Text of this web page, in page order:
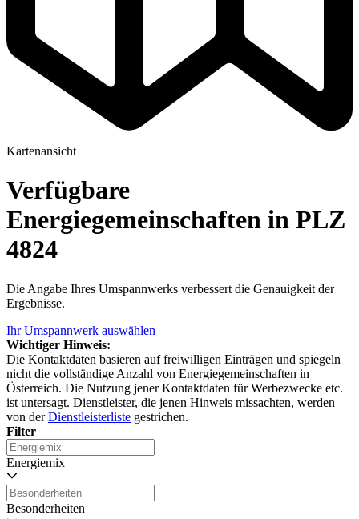
Kartenansicht
Verfügbare
Energiegemeinschaften in PLZ
4824
Die Angabe Ihres Umspannwerks verbessert die Genauigkeit der
Ergebnisse.
Ihr Umspannwerk auswählen
Wichtiger Hinweis:
Die Kontaktdaten basieren auf freiwilligen Einträgen und spiegeln
nicht die vollständige Anzahl von Energiegemeinschaften in
Österreich. Die Nutzung jener Kontaktdaten für Werbezwecke etc.
ist untersagt. Dienstleister, die jenen Hinweis missachten, werden
von derDienstleisterliste gestrichen.
Filter
Energiemix
Besonderheiten